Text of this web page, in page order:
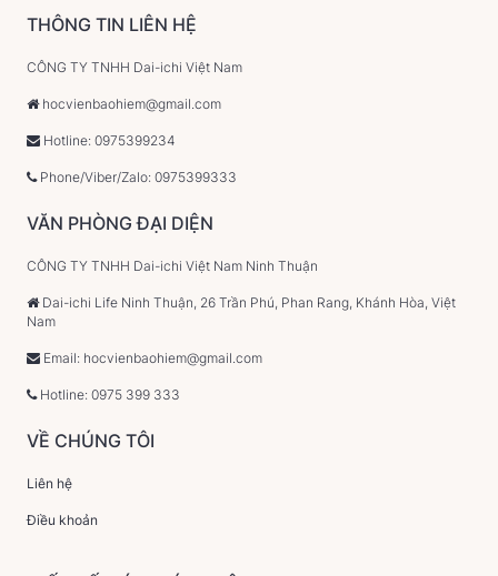
THÔNG TIN LIÊN HỆ
CÔNG TY TNHH Dai-ichi Việt Nam
hocvienbaohiem@gmail.com
Hotline: 0975399234
Phone/Viber/Zalo: 0975399333
VĂN PHÒNG ĐẠI DIỆN
CÔNG TY TNHH Dai-ichi Việt Nam Ninh Thuận
Dai-ichi Life Ninh Thuận, 26 Trần Phú, Phan Rang, Khánh Hòa, Việt
Nam
Email: hocvienbaohiem@gmail.com
Hotline: 0975 399 333
VỀ CHÚNG TÔI
Liên hệ
Điều khoản